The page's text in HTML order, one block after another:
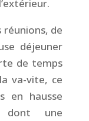
réunions, de
déjeuner
de temps
va-vite, ce
en hausse
dont une